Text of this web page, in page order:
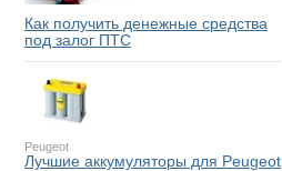
Как получить денежные средства
под залог ПТС
Peugeot
Лучшие аккумуляторы для Peugeot